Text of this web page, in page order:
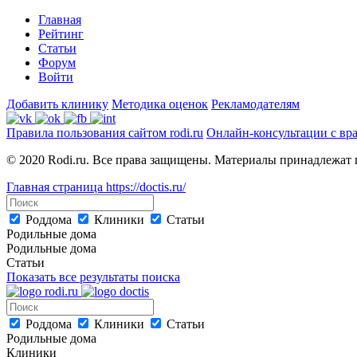
Главная
Рейтинг
Статьи
Форум
Войти
Добавить клинику Методика оценок Рекламодателям
Правила пользования сайтом rodi.ru Онлайн-консультации с
© 2020 Rodi.ru. Все права защищены. Материалы принадлежат
Главная страница https://doctis.ru/
Роддома Клиники
Статьи
Родильные дома
Родильные дома
Статьи
Показать все результаты поиска
Роддома Клиники
Статьи
Родильные дома
Клиники